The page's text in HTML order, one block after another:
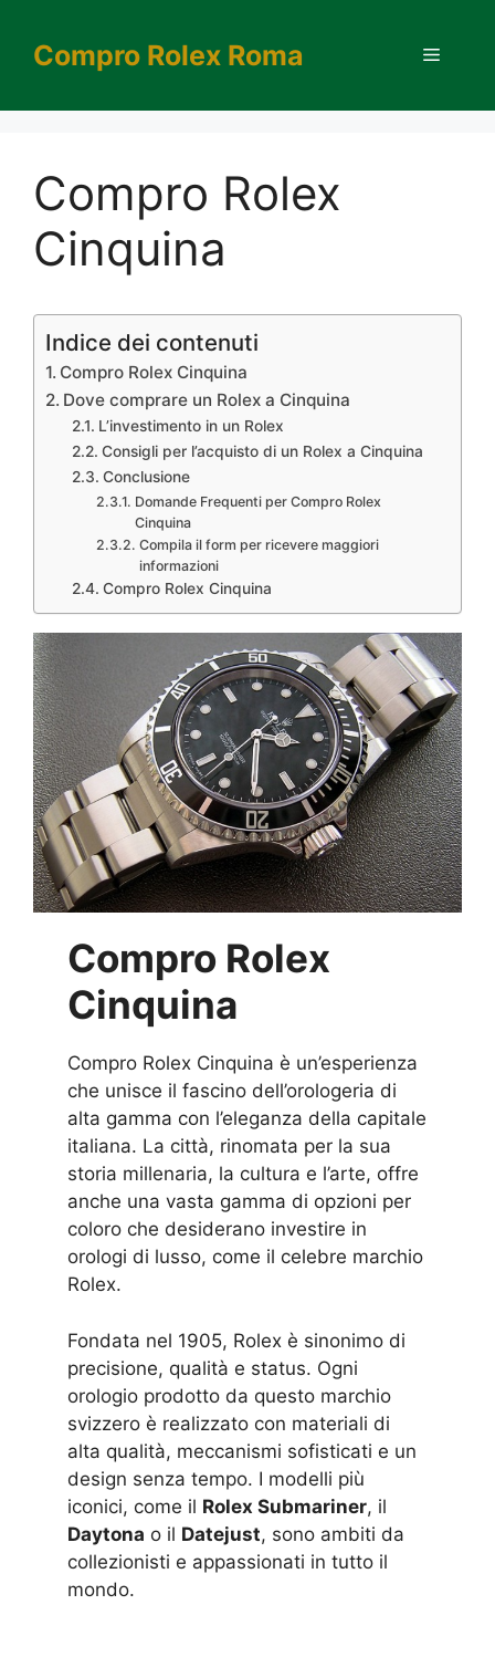
contenuto
Compro Rolex Roma Menu
Compro Rolex
Cinquina
Indice dei contenuti
Compro Rolex Cinquina
Dove comprare un Rolex a Cinquina
L’investimento in un Rolex
Consigli per l’acquisto di un Rolex a Cinquina
Conclusione
Domande Frequenti per Compro Rolex
Cinquina
Compila il form per ricevere maggiori
informazioni
Compro Rolex Cinquina
Compro Rolex
Cinquina
Compro Rolex Cinquina è un’esperienza
che unisce il fascino dell’orologeria di
alta gamma con l’eleganza della capitale
italiana. La città, rinomata per la sua
storia millenaria, la cultura e l’arte, offre
anche una vasta gamma di opzioni per
coloro che desiderano investire in
orologi di lusso, come il celebre marchio
Rolex.
Fondata nel 1905, Rolex è sinonimo di
precisione, qualità e status. Ogni
orologio prodotto da questo marchio
svizzero è realizzato con materiali di
alta qualità, meccanismi sofisticati e un
design senza tempo. I modelli più
iconici, come il Rolex Submariner, il
Daytona o il Datejust, sono ambiti da
collezionisti e appassionati in tutto il
mondo.